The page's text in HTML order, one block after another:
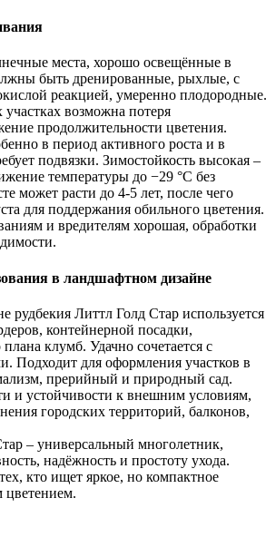
места, хорошо освещённые в
быть дренированные, рыхлые, с
реакцией, умеренно плодородные.
возможна потеря
продолжительности цветения.
в период активного роста и в
подвязки. Зимостойкость высокая –
температуры до −29 °C без
может расти до 4-5 лет, после чего
для поддержания обильного цветения.
и вредителям хорошая, обработки
в ландшафтном дизайне
рудбекия Литтл Голд Стар используется
контейнерной посадки,
клумб. Удачно сочетается с
Подходит для оформления участков в
прерийный и природный сад.
и устойчивости к внешним условиям,
городских территорий, балконов,
– универсальный многолетник,
надёжность и простоту ухода.
кто ищет яркое, но компактное
цветением.